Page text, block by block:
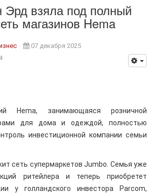
взяла под полный
магазинов Hema
07 декабря 2025
Hema, занимающаяся розничной
для дома и одеждой, полностью
инвестиционной компании семьи
сеть супермаркетов Jumbo. Семья уже
ритейлера и теперь приобретет
у голландского инвестора Parcom,